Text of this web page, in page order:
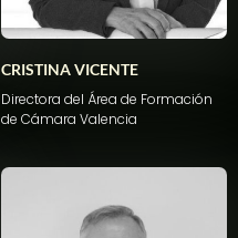
CRISTINA VICENTE
Directora del Área de Formación
de Cámara Valencia​